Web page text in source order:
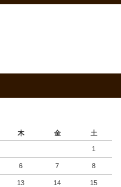
木 金 土
1
6 7 8
13 14 15